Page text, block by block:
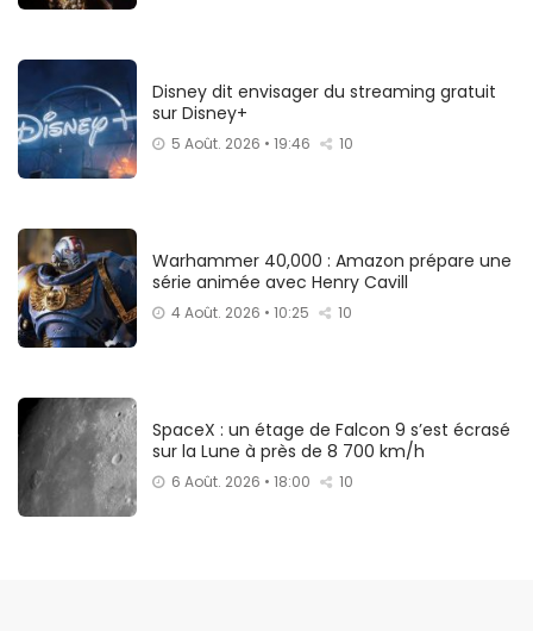
Disney dit envisager du streaming gratuit
sur Disney+
5 Août. 2026 • 19:46 10
Warhammer 40,000 : Amazon prépare une
série animée avec Henry Cavill
4 Août. 2026 • 10:25 10
SpaceX : un étage de Falcon 9 s’est écrasé
sur la Lune à près de 8 700 km/h
6 Août. 2026 • 18:00 10